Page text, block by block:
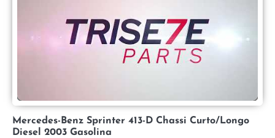
Mercedes-Benz Sprinter 413-D Chassi Curto/Longo
Diesel 2003 Gasolina